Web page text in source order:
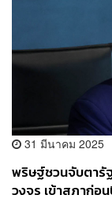
31 มีนาคม 2025
พริษฐ์ชวนจับตารั
วงจร เข้าสภาก่อ